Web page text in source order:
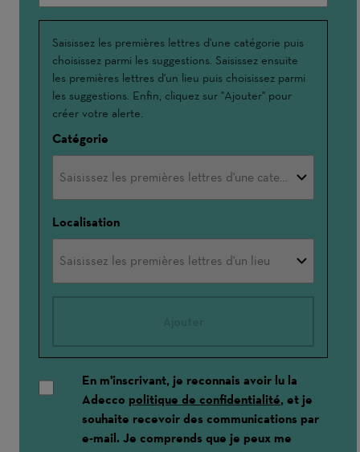
Interessé(e)
par
Saisissez les premières lettres d'une catégorie puis
choisissez parmi les suggestions. Saisissez ensuite
les premières lettres d'un lieu puis choisissez parmi
les suggestions. Enfin, cliquez sur "Ajouter" pour
créer votre alerte.
Catégorie
Localisation
En m'inscrivant, je reconnais avoir lu la
Adecco politique de confidentialité, et je
souhaite recevoir des communications par
e-mail. Je comprends que je peux me